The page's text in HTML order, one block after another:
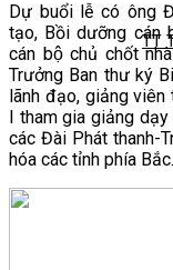
TT
NGHIÊN CỨU
VĂN BẢN
Dự buổi lễ có ông
tạo, Bồi dưỡng cán
cán bộ chủ chốt
Trưởng Ban thư ký
lãnh đạo, giảng viên
I tham gia giảng
các Đài Phát thanh-
hóa các tỉnh phía Bắc.